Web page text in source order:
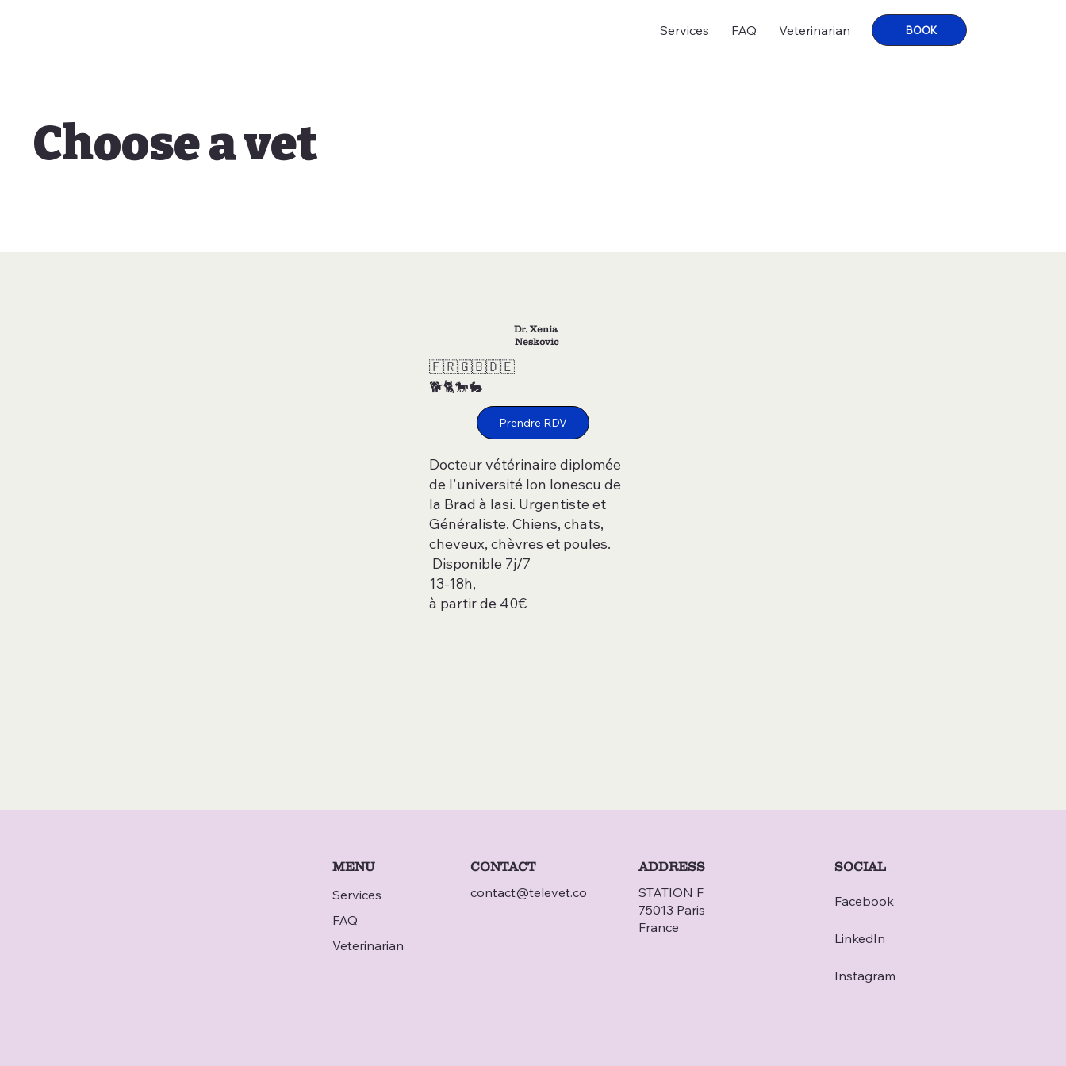
Services FAQ Veterinarian BOOK
Dr. Xenia
Neskovic
🇫🇷🇬🇧🇩🇪
🐕🐈🐎🐇
Prendre RDV
Docteur vétérinaire diplomée
de l'université Ion Ionescu de
la Brad à Iasi. Urgentiste et
Généraliste. Chiens, chats,
cheveux, chèvres et poules.
Disponible 7j/7
13-18h,
à partir de 40€
Choose a vet
MENU
Services
FAQ
Veterinarian
CONTACT
contact@televet.co
ADDRESS
STATION F
75013 Paris
France
SOCIAL
Facebook
LinkedIn
Instagram